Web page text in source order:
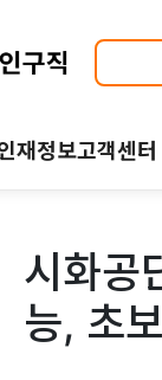
재정보고객센터
시화공
능, 초